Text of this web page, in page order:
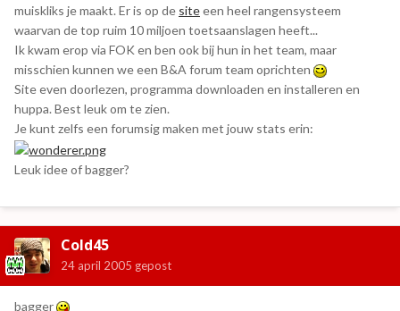
muiskliks je maakt. Er is op de siteeen heel rangensysteem
waarvan de top ruim 10 miljoen toetsaanslagen heeft...
Ik kwam erop via FOK en ben ook bij hun in het team, maar
misschien kunnen we een B&A forum team oprichten
Site even doorlezen, programma downloaden en installeren en
huppa. Best leuk om te zien.
Je kunt zelfs een forumsig maken met jouw stats erin:
Leuk idee of bagger?
Cold45
24 april 2005 gepost
bagger